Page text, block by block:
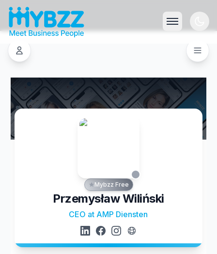
Mybzz Free
Przemysław Wiliński
CEO at AMP Diensten